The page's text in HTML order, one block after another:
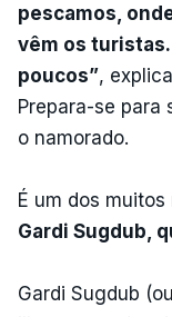
pescamos,
vêm os turistas.
poucos”,
Prepara-se para
o namorado.
É um dos
Gardi Sugdub,
Gardi Sugdub